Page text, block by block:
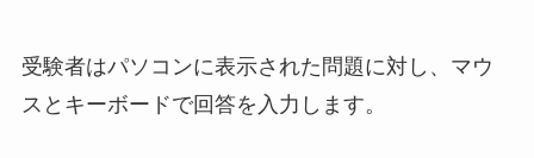
受験者はパソコンに表示された問題に対し、マウ
スとキーボードで回答を入力します。